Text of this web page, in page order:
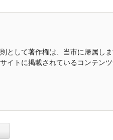
として著作権は、当市に帰属しま
イトに掲載されているコンテン